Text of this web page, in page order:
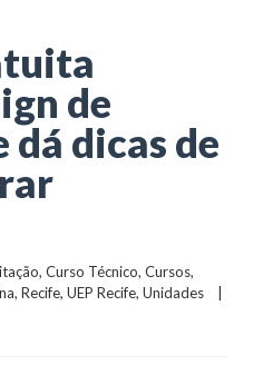
de
dicas de
, Curso Técnico, Cursos
, Recife, UEP Recife, Unidades